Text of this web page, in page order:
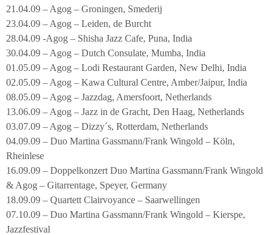
21.04.09 – Agog – Groningen, Smederij
23.04.09 – Agog – Leiden, de Burcht
28.04.09 -Agog – Shisha Jazz Cafe, Puna, India
30.04.09 – Agog – Dutch Consulate, Mumba, India
01.05.09 – Agog – Lodi Restaurant Garden, New Delhi, India
02.05.09 – Agog – Kawa Cultural Centre, Amber/Jaipur, India
08.05.09 – Agog – Jazzdag, Amersfoort, Netherlands
13.06.09 – Agog – Jazz in de Gracht, Den Haag, Netherlands
03.07.09 – Agog – Dizzy´s, Rotterdam, Netherlands
04.09.09 – Duo Martina Gassmann/Frank Wingold – Köln,
Rheinlese
16.09.09 – Doppelkonzert Duo Martina Gassmann/Frank Wingold
& Agog – Gitarrentage, Speyer, Germany
18.09.09 – Quartett Clairvoyance – Saarwellingen
07.10.09 – Duo Martina Gassmann/Frank Wingold – Kierspe,
Jazzfestival